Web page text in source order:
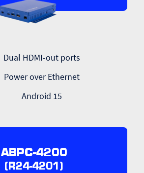
Dual HDMI-out ports
Power over Ethernet
Android 15
ABPC-4200
(R24-4201)